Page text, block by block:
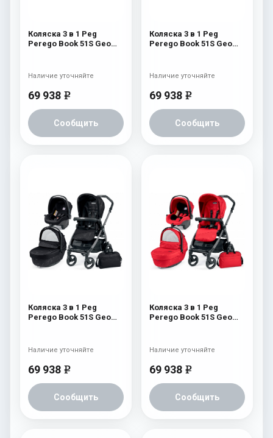
Коляска 3 в 1 Peg
Perego Book 51S Geo
69 938 e
Сообщить
Наличие уточняйте
Коляска 3 в 1 Peg
Perego Book 51S Geo
69 938 e
Сообщить
Наличие уточняйте
Коляска 3 в 1 Peg
Perego Book 51S Geo
69 938 e
Сообщить
Наличие уточняйте
Коляска 3 в 1 Peg
Perego Book 51S Geo
69 938 e
Сообщить
Наличие уточняйте